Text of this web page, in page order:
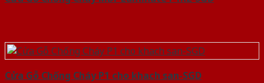
Cửa Gỗ Chống Cháy P1 cho khach san-SGD